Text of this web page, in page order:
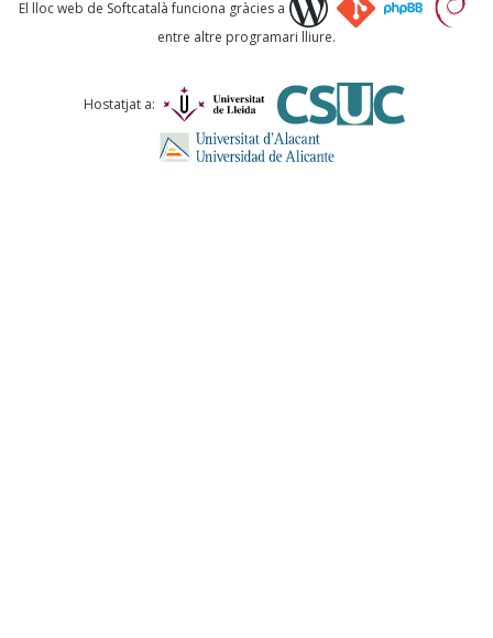
Comentari *
El lloc web de Softcatalà funciona gràcies a
entre altre programari lliure.
Hostatjat a: